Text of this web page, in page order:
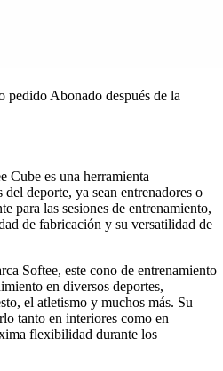
pedido Abonado después de la
Cube es una herramienta
deporte, ya sean entrenadores o
para las sesiones de entrenamiento,
de fabricación y su versatilidad de
Softee, este cono de entrenamiento
en diversos deportes,
el atletismo y muchos más. Su
tanto en interiores como en
flexibilidad durante los